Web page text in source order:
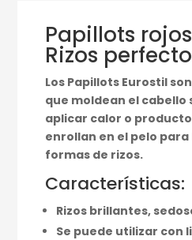
Papillots
Rizos
Los Papillots Eurostil
que moldean el cabello
aplicar calor o
enrollan en el pelo
formas de rizos.
Características:
Rizos brillantes,
Se puede utilizar con